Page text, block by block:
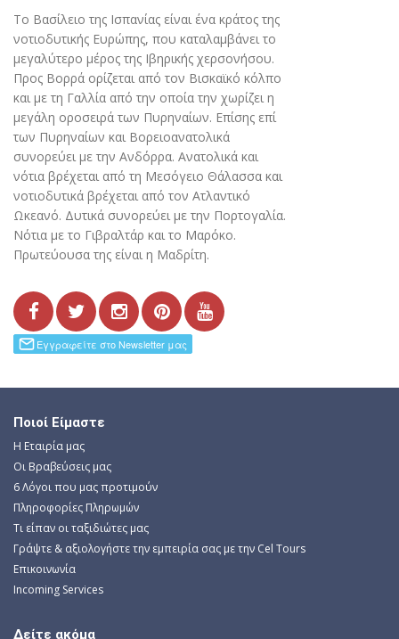
Το Βασίλειο της Ισπανίας είναι ένα κράτος της
νοτιοδυτικής Ευρώπης, που καταλαμβάνει το
μεγαλύτερο μέρος της Ιβηρικής χερσονήσου.
Προς Βορρά ορίζεται από τον Βισκαϊκό κόλπο
και με τη Γαλλία από την οποία την χωρίζει η
μεγάλη οροσειρά των Πυρηναίων. Επίσης επί
των Πυρηναίων και Βορειοανατολικά
συνορεύει με την Ανδόρρα. Ανατολικά και
νότια βρέχεται από τη Μεσόγειο Θάλασσα και
νοτιοδυτικά βρέχεται από τον Ατλαντικό
Ωκεανό. Δυτικά συνορεύει με την Πορτογαλία.
Νότια με το Γιβραλτάρ και το Μαρόκο.
Πρωτεύουσα της είναι η Μαδρίτη.
Ποιοί Είμαστε
Η Εταιρία μας
Οι Βραβεύσεις μας
6 Λόγοι που μας προτιμούν
Πληροφορίες Πληρωμών
Τι είπαν οι ταξιδιώτες μας
Γράψτε & αξιολογήστε την εμπειρία σας με την Cel Tours
Επικοινωνία
Incoming Services
Δείτε ακόμα